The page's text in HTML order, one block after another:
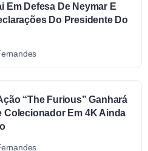
Em Defesa De Neymar E
Do Presidente Do
“The Furious” Ganhará
Colecionador Em 4K Ainda